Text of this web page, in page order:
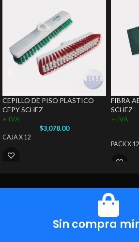
CEPILLO DE PISO PLASTICO
CEPY SCHEZ
+ IVA
$3,078.00
CAJA X 12
FIBRA
SCHEZ
+ IVA
PACK X
Sin compra